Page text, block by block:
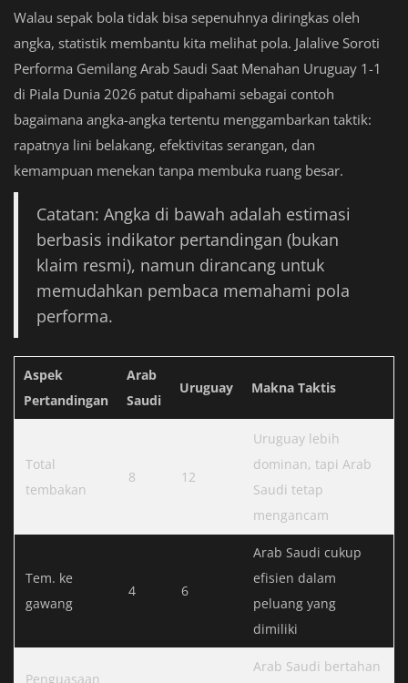
Walau sepak bola tidak bisa sepenuhnya diringkas oleh
angka, statistik membantu kita melihat pola. Jalalive Soroti
Performa Gemilang Arab Saudi Saat Menahan Uruguay 1-1
di Piala Dunia 2026 patut dipahami sebagai contoh
bagaimana angka-angka tertentu menggambarkan taktik:
rapatnya lini belakang, efektivitas serangan, dan
kemampuan menekan tanpa membuka ruang besar.
Catatan: Angka di bawah adalah estimasi
berbasis indikator pertandingan (bukan
klaim resmi), namun dirancang untuk
memudahkan pembaca memahami pola
performa.
Aspek
Pertandingan
Arab
Saudi
Uruguay Makna Taktis
Total
tembakan
8 12
Uruguay lebih
dominan, tapi Arab
Saudi tetap
mengancam
Tem. ke
gawang
4 6
Arab Saudi cukup
efisien dalam
peluang yang
dimiliki
Penguasaan
Arab Saudi bertahan